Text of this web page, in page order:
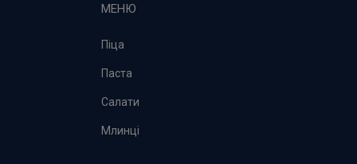
МЕНЮ
Піца
Паста
Салати
Млинці